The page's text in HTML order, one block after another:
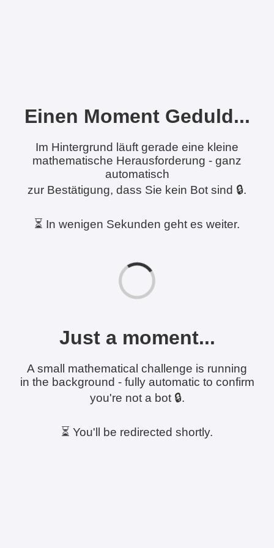
Einen Moment Geduld...
Im Hintergrund läuft gerade eine kleine
mathematische Herausforderung - ganz
automatisch
zur Bestätigung, dass Sie kein Bot sind 🔒.
⏳ In wenigen Sekunden geht es weiter.
Just a moment...
A small mathematical challenge is running
in the background - fully automatic to confirm
you're not a bot 🔒.
⏳ You'll be redirected shortly.